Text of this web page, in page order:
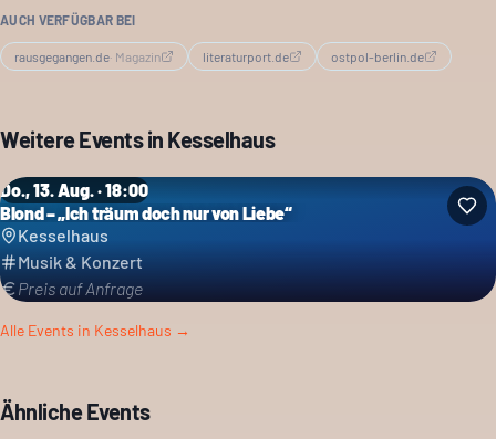
AUCH VERFÜGBAR BEI
rausgegangen.de· Magazin literaturport.de ostpol-berlin.de
Weitere Events in Kesselhaus
Do., 13. Aug. · 18:00
Blond – „Ich träum doch nur von Liebe“
Kesselhaus
Musik & Konzert
Preis auf Anfrage
Alle Events in Kesselhaus →
Ähnliche Events